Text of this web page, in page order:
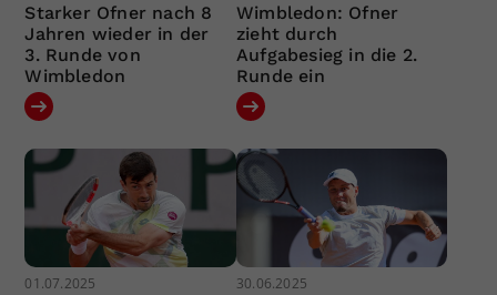
Starker Ofner nach 8
Jahren wieder in der
3. Runde von
Wimbledon
Wimbledon: Ofner
zieht durch
Aufgabesieg in die 2.
Runde ein
01.07.2025 30.06.2025